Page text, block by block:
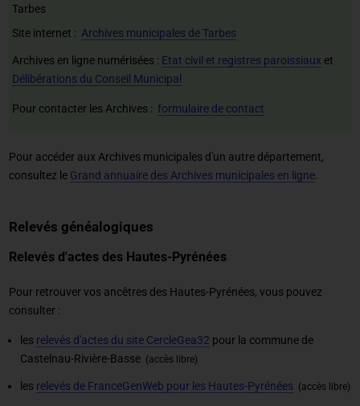
Tarbes
Site internet : Archives municipales de Tarbes
Archives en ligne numérisées : Etat civil et registres paroissiaux et
Délibérations du Conseil Municipal
Pour contacter les Archives : formulaire de contact
Pour accéder aux Archives municipales d'un autre département,
consultez le Grand annuaire des Archives municipales en ligne.
Relevés généalogiques
Relevés d'actes des Hautes-Pyrénées
Pour retrouver vos ancêtres des Hautes-Pyrénées, vous pouvez
consulter :
les relevés d'actes du site CercleGea32 pour la commune de
Castelnau-Rivière-Basse (accès libre)
les relevés de FranceGenWeb pour les Hautes-Pyrénées (accès libre)